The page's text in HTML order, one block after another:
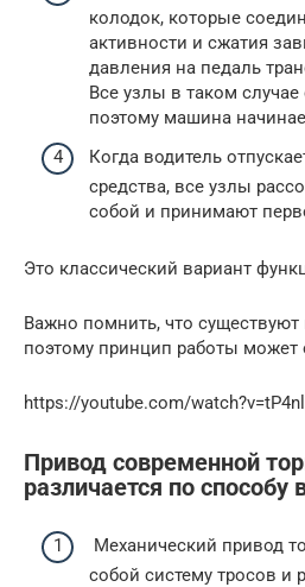
колодок, которые
активности и сжатия
давления на педаль
Все узлы в таком
поэтому машина
Когда водитель
средства, все узлы
собой и принимают
Это классический вариант
Важно помнить, что существуют
поэтому принцип работы может
https://youtube.com/
Привод современной
различается по способу
Механический привод
собой систему тросов и